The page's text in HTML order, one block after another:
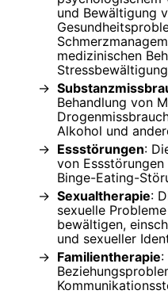
und Bewältigung
medizinischen
Behandlung von
Alkohol und
Essstörungen:
von
Binge-Eating-
Sexualtherapie:
sexuelle
bewältigen,
und sexueller
Familientherapie: